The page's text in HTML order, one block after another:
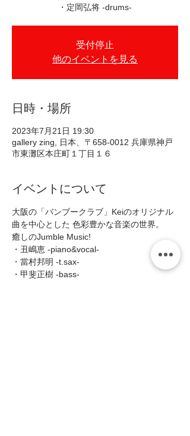
・定岡弘将 -drums-
受付停止
他のイベントを見る
日時・場所
2023年7月21日 19:30
gallery zing, 日本、〒658-0012 兵庫県神戸
市東灘区本庄町１丁目１６
イベントについて
大阪の「バンブークラブ」Keiのオリジナル
曲を中心とした 色彩豊かな音楽の世界。
癒しのJumble Music!
・丑嶋恵 -piano&vocal-
・當村邦明 -t.sax-
・甲斐正樹 -bass-